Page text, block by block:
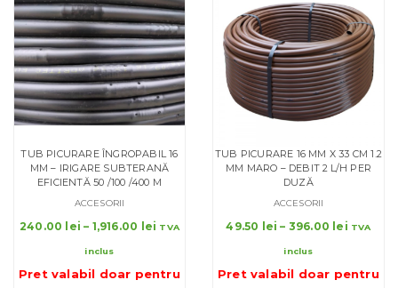
TUB PICURARE ÎNGROPABIL 16
MM – IRIGARE SUBTERANĂ
EFICIENTĂ 50 /100 /400 M
ACCESORII
240.00 lei – 1,916.00 lei
240.00 lei
TVA
inclus
Pret valabil doar pentru
TUB PICURARE 16 MM X 33 CM 1.2
MM MARO – DEBIT 2 L/H PER
DUZĂ
ACCESORII
49.50 lei – 396.00 leiInterval
49.50 lei
TVA
inclus
Pret valabil doar pentru